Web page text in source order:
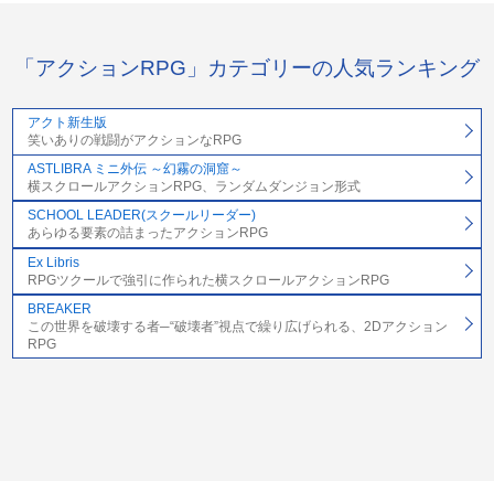
「アクションRPG」カテゴリーの人気ランキング
アクト新生版
笑いありの戦闘がアクションなRPG
ASTLIBRA ミニ外伝 ～幻霧の洞窟～
横スクロールアクションRPG、ランダムダンジョン形式
SCHOOL LEADER(スクールリーダー)
あらゆる要素の詰まったアクションRPG
Ex Libris
RPGツクールで強引に作られた横スクロールアクションRPG
BREAKER
この世界を破壊する者─“破壊者”視点で繰り広げられる、2Dアクション
RPG